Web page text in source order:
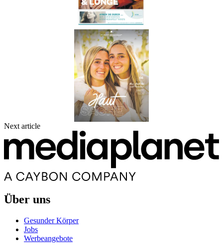
Next article
Über uns
Gesunder Körper
Jobs
Werbeangebote